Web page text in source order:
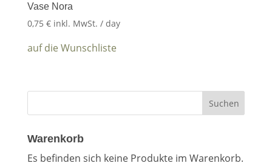
Vase Nora
0,75 € inkl. MwSt. / day
auf die Wunschliste
Warenkorb
Es befinden sich keine Produkte im Warenkorb.